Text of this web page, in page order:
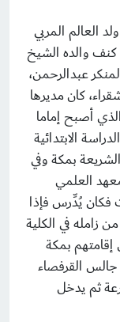
عام 1351هـ حيث ولد العالم المربي
كنف والده الشيخ
عبدالرحمن،
كان مديرها
أصبح إماما
الابتدائية
بمكة وفي
العلمي
فكان يُدِّرس فإذا
زامله في الكلية
إقامتهم بمكة
القرفصاء
ثم يدخل